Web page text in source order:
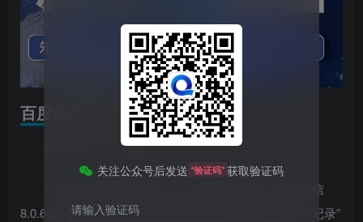
百度热搜新闻
新闻来源：百度热搜榜
1. 微信推出“后悔药” 近日，微信团队发布了安卓微信
8.0.63内测版本，对于新增的“删除联系人同时清除聊天记录”
关注公众号后发送 “验证码” 获取验证码
请输入验证码